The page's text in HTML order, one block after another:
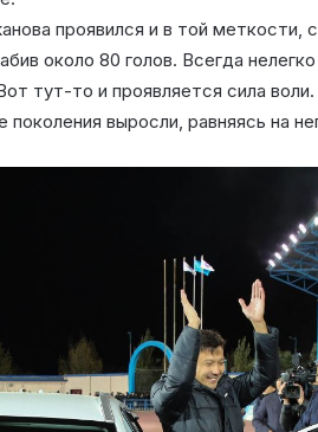
проявился и в той меткости,
около 80 голов. Всегда
тут-то и проявляется сила
выросли, равняясь на